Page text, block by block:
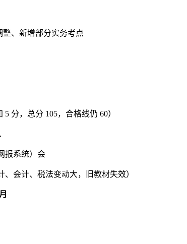
整、新增部分实务考点
分，总分 105，合格线仍 60）
报系统）会
、会计、税法变动大，旧教材失效）